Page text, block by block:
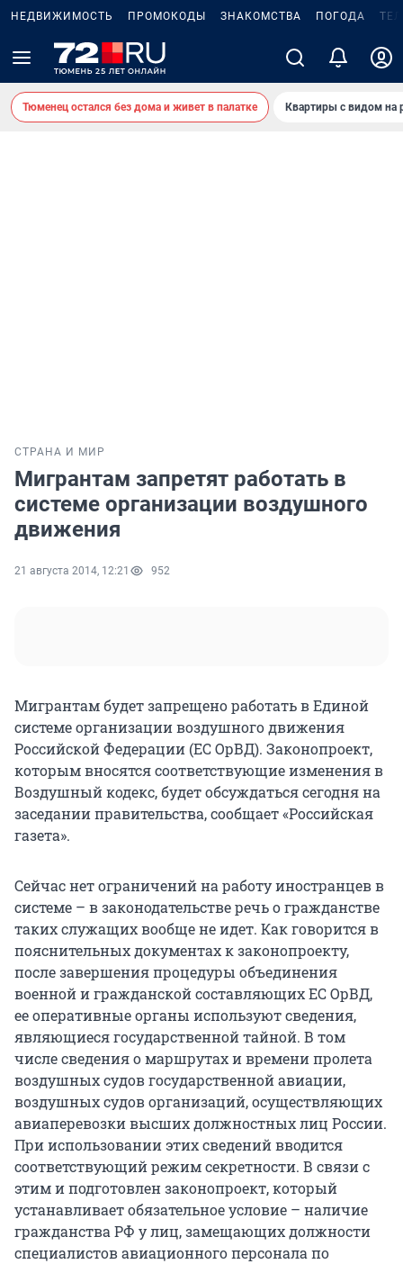
НЕДВИЖИМОСТЬ ПРОМОКОДЫ ЗНАКОМСТВА ПОГОДА
Тюменец остался без дома и живет в палатке Квартиры с видом на
СТРАНА И МИР
Мигрантам запретят работать в
системе организации воздушного
движения
21 августа 2014, 12:21 952
Мигрантам будет запрещено работать в Единой
системе организации воздушного движения
Российской Федерации (ЕС ОрВД). Законопроект,
которым вносятся соответствующие изменения в
Воздушный кодекс, будет обсуждаться сегодня на
заседании правительства, сообщает «Российская
газета».
Сейчас нет ограничений на работу иностранцев в
системе – в законодательстве речь о гражданстве
таких служащих вообще не идет. Как говорится в
пояснительных документах к законопроекту,
после завершения процедуры объединения
военной и гражданской составляющих ЕС ОрВД,
ее оперативные органы используют сведения,
являющиеся государственной тайной. В том
числе сведения о маршрутах и времени пролета
воздушных судов государственной авиации,
воздушных судов организаций, осуществляющих
авиаперевозки высших должностных лиц России.
При использовании этих сведений вводится
соответствующий режим секретности. В связи с
этим и подготовлен законопроект, который
устанавливает обязательное условие – наличие
гражданства РФ у лиц, замещающих должности
специалистов авиационного персонала по